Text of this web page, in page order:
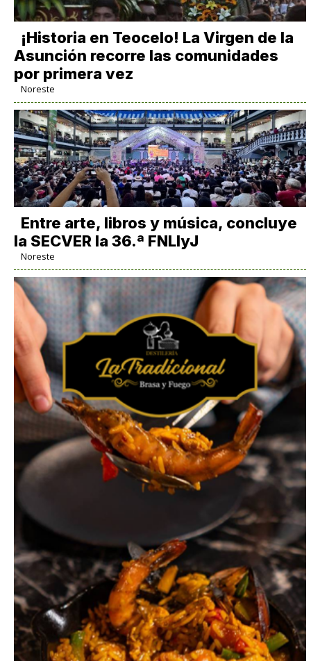
​¡Historia en Teocelo! La Virgen de la
Asunción recorre las comunidades
por primera vez
Noreste
Entre arte, libros y música, concluye
la SECVER la 36.ª FNLIyJ
Noreste